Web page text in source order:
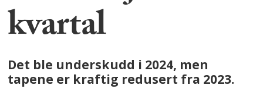
kvartal
Det ble underskudd i 2024, men
tapene er kraftig redusert fra 2023.